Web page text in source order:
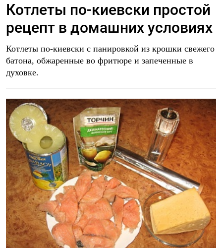
Котлеты по-киевски простой
рецепт в домашних условиях
Котлеты по-киевски с панировкой из крошки свежего
батона, обжаренные во фритюре и запеченные в
духовке.